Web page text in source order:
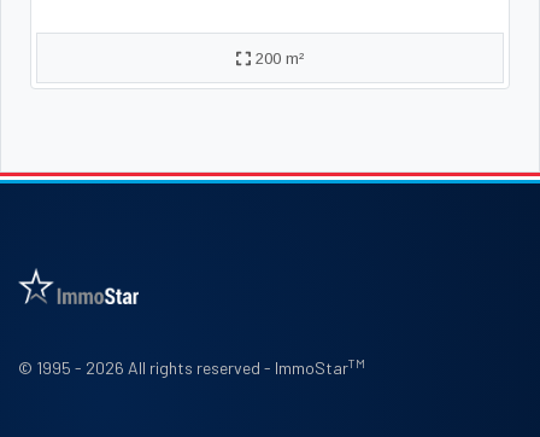
200 m²
© 1995 - 2026 All rights reserved - ImmoStarTM